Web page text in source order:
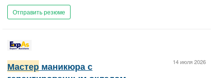
Отправить резюме
14 июля 2026
Мастер маникюра с